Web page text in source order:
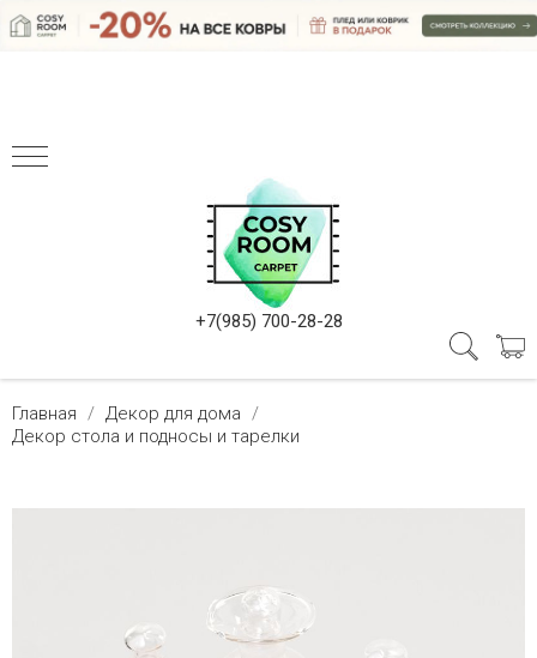
+7(985) 700-28-28
Главная
Декор для дома
Декор стола и подносы и тарелки